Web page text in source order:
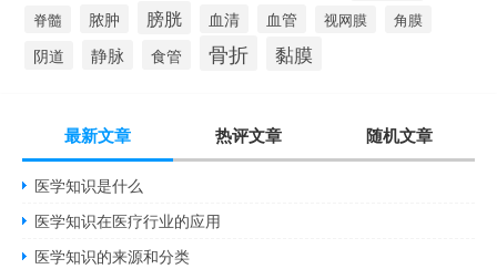
脊髓 脓肿 膀胱 血清 血管 视网膜 角膜
阴道 静脉 食管 骨折 黏膜
最新文章 热评文章 随机文章
医学知识是什么
医学知识在医疗行业的应用
医学知识的来源和分类